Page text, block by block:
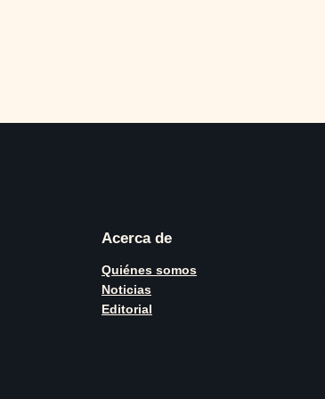
Acerca de
Quiénes somos
Noticias
Editorial